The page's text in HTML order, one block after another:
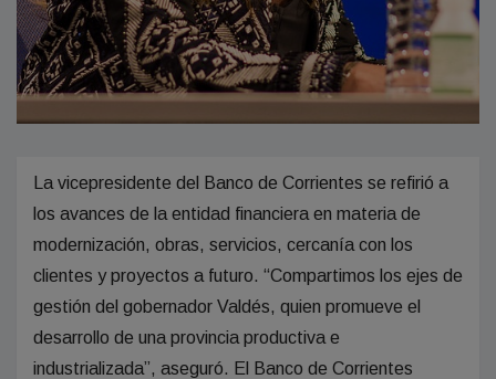
La vicepresidente del Banco de Corrientes se refirió a
los avances de la entidad financiera en materia de
modernización, obras, servicios, cercanía con los
clientes y proyectos a futuro. “Compartimos los ejes de
gestión del gobernador Valdés, quien promueve el
desarrollo de una provincia productiva e
industrializada”, aseguró. El Banco de Corrientes